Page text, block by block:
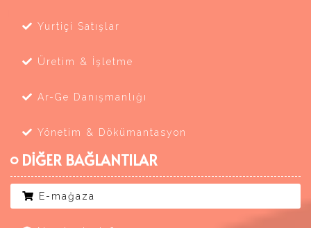
Yurtiçi Satışlar
Üretim & İşletme
Ar-Ge Danışmanlığı
Yönetim & Dökümantasyon
DİĞER BAĞLANTILAR
E-mağaza